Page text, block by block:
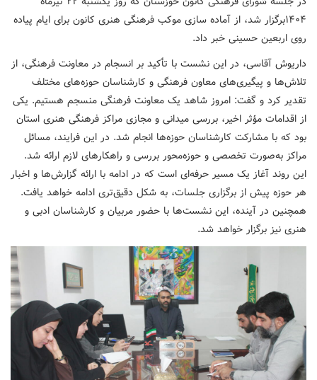
۱۴۰۴برگزار شد، از آماده سازی موکب فرهنگی هنری کانون برای ایام پیاده
روی اربعین حسینی خبر داد.
داریوش آقاسی، در این نشست با تأکید بر انسجام در معاونت فرهنگی، از
تلاش‌ها و پیگیری‌های معاون فرهنگی و کارشناسان حوزه‌های مختلف
تقدیر کرد و گفت: امروز شاهد یک معاونت فرهنگی منسجم هستیم. یکی
از اقدامات مؤثر اخیر، بررسی میدانی و مجازی مراکز فرهنگی هنری استان
بود که با مشارکت کارشناسان حوزه‌ها انجام شد. در این فرایند، مسائل
مراکز به‌صورت تخصصی و حوزه‌محور بررسی و راهکارهای لازم ارائه شد.
این روند آغاز یک مسیر حرفه‌ای است که در ادامه با ارائه گزارش‌ها و اخبار
هر حوزه پیش از برگزاری جلسات، به شکل دقیق‌تری ادامه خواهد یافت.
همچنین در آینده، این نشست‌ها با حضور مربیان و کارشناسان ادبی و
هنری نیز برگزار خواهد شد.